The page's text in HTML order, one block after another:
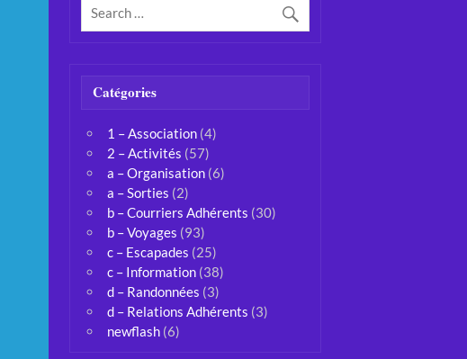
Catégories
1 – Association(4)
2 – Activités (57)
a – Organisation(6)
a – Sorties (2)
b – Courriers Adhérents (30)
b – Voyages (93)
c – Escapades (25)
c – Information(38)
d – Randonnées (3)
d – Relations Adhérents (3)
newflash(6)